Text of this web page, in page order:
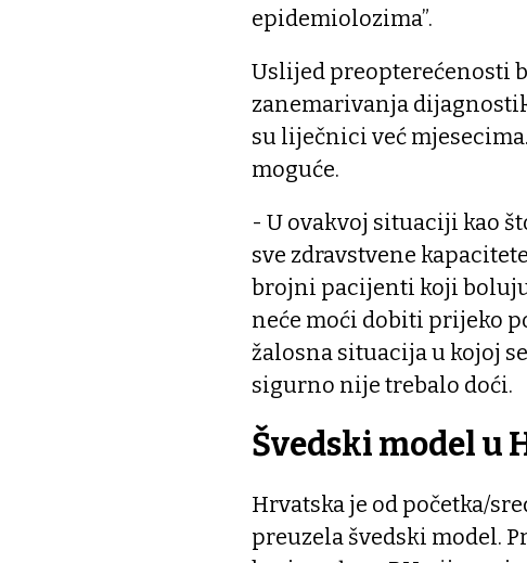
epidemiolozima”.
Uslijed preopterećenosti
zanemarivanja
su liječnici već
moguće.
- U ovakvoj situaciji kao
sve zdravstvene
brojni pacijenti koji
neće moći dobiti prijeko
žalosna situacija u kojoj
sigurno nije trebalo doći.
Švedski model u
Hrvatska je od početka/
preuzela švedski model.